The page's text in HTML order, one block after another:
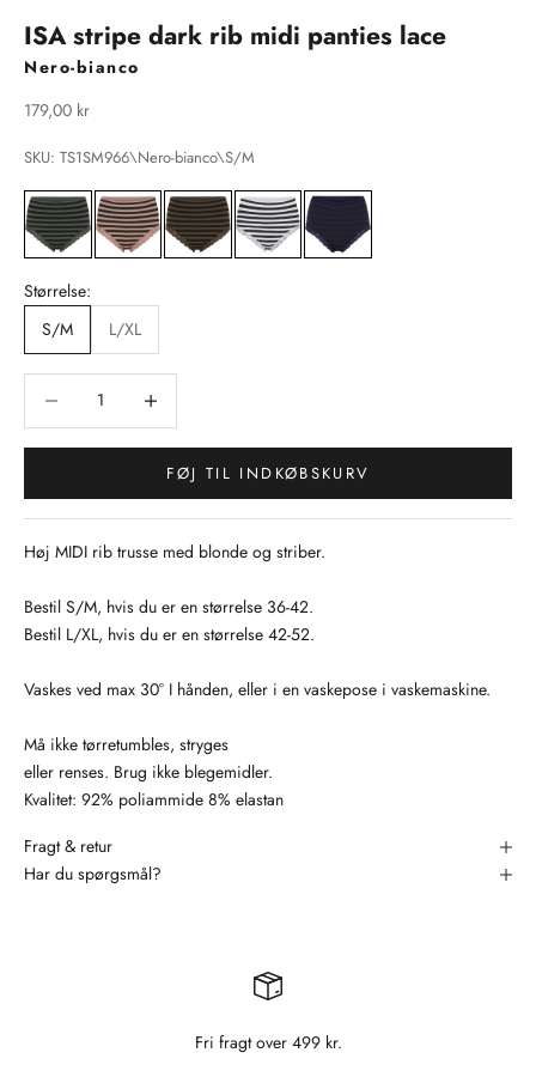
ISA stripe dark rib midi panties lace
Nero-bianco
Salgspris
179,00 kr
SKU: TS1SM966\Nero-bianco\S/M
Størrelse:
S/M
L/XL
FØJ TIL INDKØBSKURV
Høj MIDI rib trusse med blonde og striber.
Bestil S/M, hvis du er en størrelse 36-42.
Bestil L/XL, hvis du er en størrelse 42-52.
Vaskes ved max 30° I hånden, eller i en vaskepose i vaskemaskine.
Må ikke tørretumbles, stryges
eller renses. Brug ikke blegemidler.
Kvalitet: 92% poliammide 8% elastan
Fragt & retur
Har du spørgsmål?
Fri fragt over 499 kr.